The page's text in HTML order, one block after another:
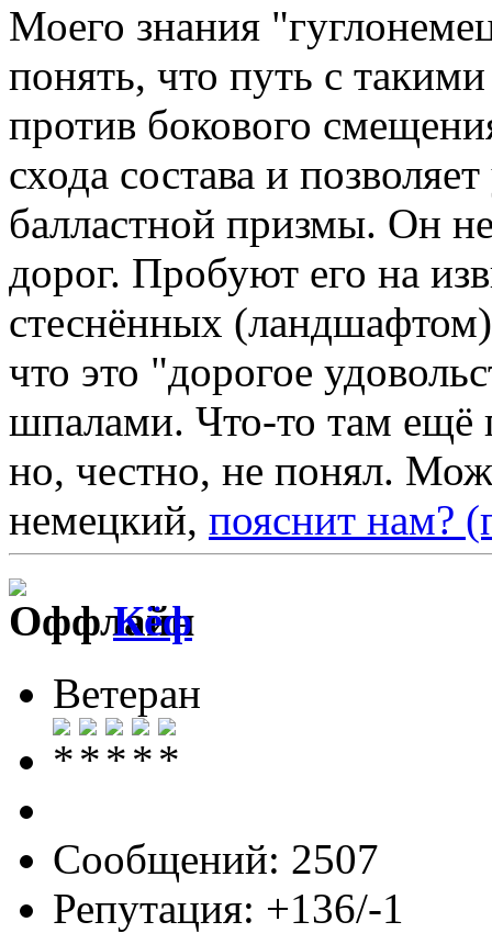
Моего знания
понять, что путь с
против бокового
схода состава и
балластной призмы. Он
дорог. Пробуют его на
стеснённых
что это "дорогое
шпалами. Что-то там ещё
но, честно, не понял.
немецкий, пояснит нам?
Кёф
Ветеран
Сообщений: 2507
Репутация: +136/-1